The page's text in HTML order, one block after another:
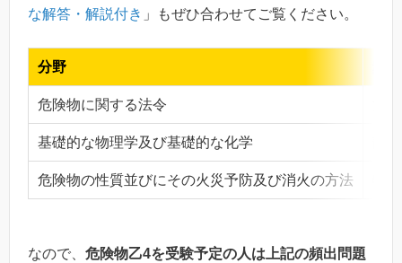
な解答・解説付き 」もぜひ合わせてご覧ください。
分野
危険物に関する法令
基礎的な物理学及び基礎的な化学
危険物の性質並びにその火災予防及び消火の方法
なので、 危険物乙4を受験予定の人は上記の頻出問題